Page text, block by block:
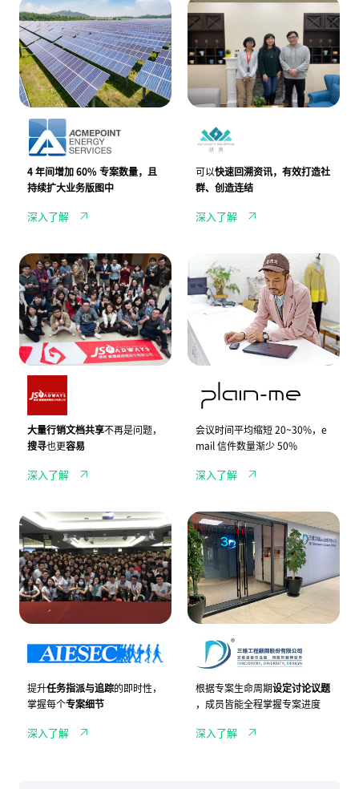
畅，
全
面
提
升
办
公
效
率
直
营、
加
盟
伙
伴
的
沟
作
际
能
源
危
机
浮
上
台
面，
携
进
能
源
协
助
客
户
加
速
达
成
指
标
4 年间增加 60% 专案数量，且
持续扩大业务版图中
深入了解
北
产
业
园
区
的
文
化
洲，
思
共
同
空
打
地
业
社
圈
可以快速回溯资讯，有效打造社
群、创造连结
深入了解
整
合
行
销
广
告
J
S
A
杰
思
德
用
企
业
通
讯
软
体，
提
升
案
通
效
率
大量行销文档共享不再是问题，
搜寻也更容易
深入了解
知
名
选
物
p
l
a
i
导
入
企
通
件
J
A
N
D
I
超
前
实
时
代
的
远
管
会议时间平均缩短 20~30%，e
mail 信件数量渐少 50%
深入了解
国
际
学
生
领
导
组
织
A
C，
利
用
作
提升任务指派与追踪的即时性，
掌握每个专案细节
深入了解
工
程
顾
问
如
何
具
体
掌
「专
生
命
周
期」，
现
根据专案生命周期设定讨论议题
，成员皆能全程掌握专案进度
深入了解